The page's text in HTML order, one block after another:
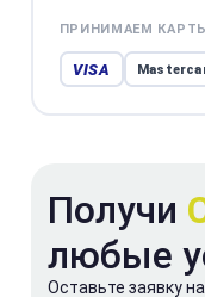
ПРИНИМАЕМ
VISA
Получи
любые
Оставьте заявку